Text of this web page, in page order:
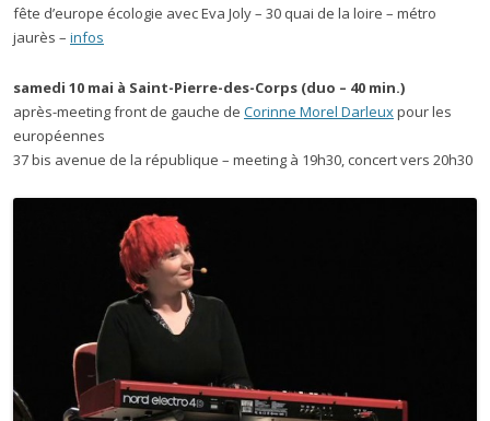
fête d’europe écologie avec Eva Joly – 30 quai de la loire – métro
jaurès – infos
samedi 10 mai à Saint-Pierre-des-Corps (duo – 40 min.)
après-meeting front de gauche de Corinne Morel Darleuxpour les
européennes
37 bis avenue de la république – meeting à 19h30, concert vers 20h30